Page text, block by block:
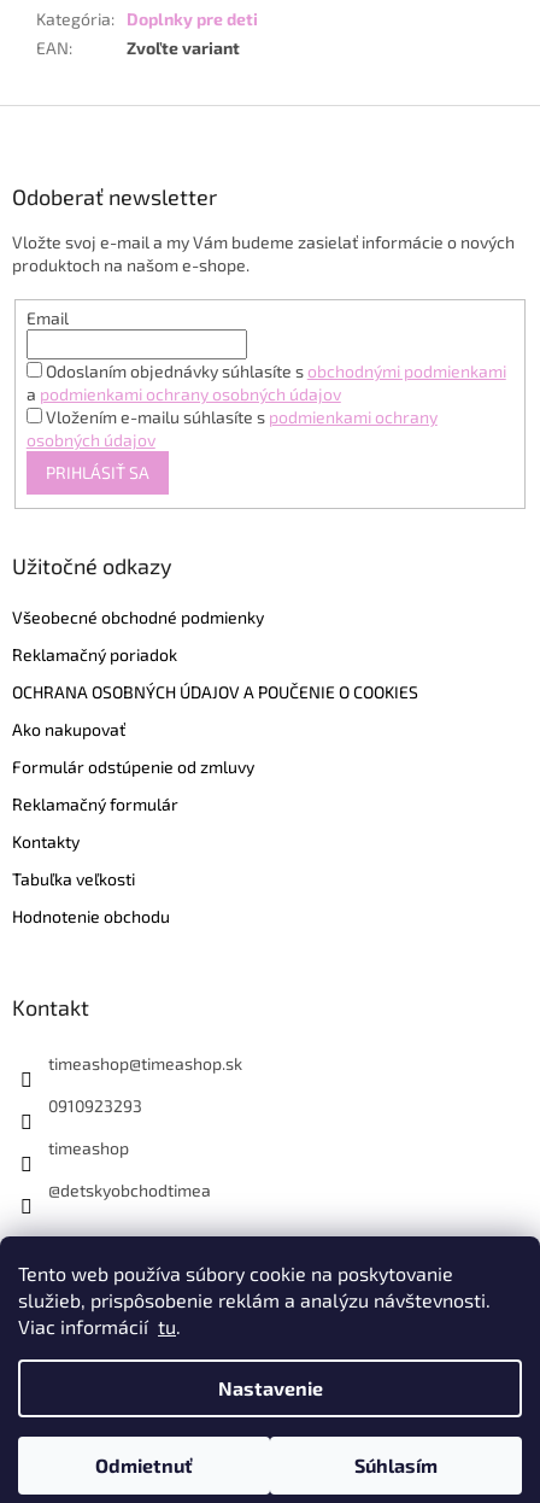
Tento web používa súbory cookie na poskytovanie
služieb, prispôsobenie reklám a analýzu návštevnosti.
Viac informácií tu.
Nastavenie
Odmietnuť Súhlasím
Kategória:
Doplnky pre deti
EAN: Zvoľte variant
Odoberať newsletter
Vložte svoj e-mail a my Vám budeme zasielať informácie o nových
produktoch na našom e-shope.
Email
Odoslaním objednávky súhlasíte s obchodnými podmienkami
a podmienkami ochrany osobných údajov
Vložením e-mailu súhlasíte s podmienkami ochrany
osobných údajov
PRIHLÁSIŤ SA
Užitočné odkazy
Všeobecné obchodné podmienky
Reklamačný poriadok
OCHRANA OSOBNÝCH ÚDAJOV A POUČENIE O COOKIES
Ako nakupovať
Formulár odstúpenie od zmluvy
Reklamačný formulár
Kontakty
Tabuľka veľkosti
Hodnotenie obchodu
Kontakt
timeashop@timeashop.sk
0910923293
timeashop
@detskyobchodtimea
Instagram
Detský obchod Timea
Upraviť nastavenie cookies